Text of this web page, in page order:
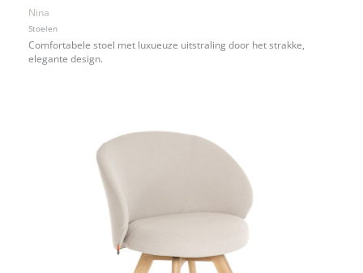
Nina
Stoelen
Comfortabele stoel met luxueuze uitstraling door het strakke,
elegante design.